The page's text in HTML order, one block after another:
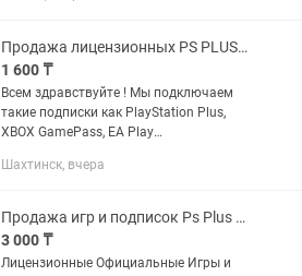
Продажа лицензионных PS PLUS игр на PS4, PS5 FIFA UFC GTA ПС4 ПС5 FC25 Xbox
1 600 ₸
Всем здравствуйте ! Мы подключаем
такие подписки как PlayStation Plus,
XBOX GamePass, EA Play
XBOX STORE: FC25, WUKONG, ASTRO
DUTY...
Шахтинск, вчера
Продажа игр и подписок Ps Plus PS5 PS4 Xbox (GTA UFC MK EXTRA PREMIUM)
3 000 ₸
Лицензионные Официальные Игры и